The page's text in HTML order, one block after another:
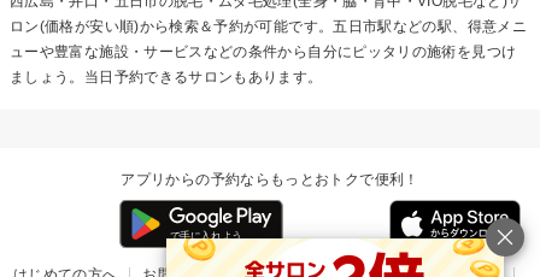
ロン(価格が安い順)から検索＆予約が可能です。五日市駅などの駅、得意メニ
ューや豊富な施設・サービスなどの条件から自分にピッタリの施術を見つけ
ましょう。当日予約できるサロンもあります。
アプリからの予約ならもっとおトクで便利！